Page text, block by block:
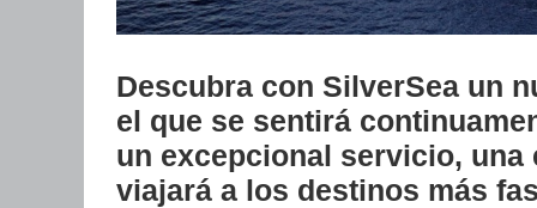
Descubra con SilverSea un
el que se sentirá
un excepcional servicio,
viajará a los destinos más